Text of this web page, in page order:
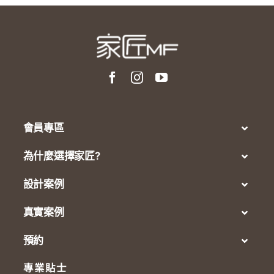
會員專區
為什麼選擇家匠?
設計案例
真實案例
預約
專業貼士